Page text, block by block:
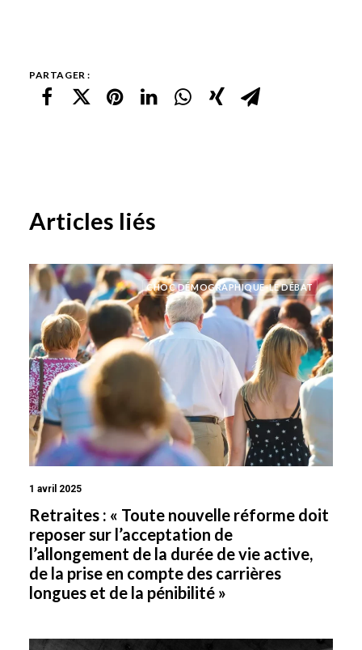
PARTAGER :
Articles liés
CHOC DÉMOGRAPHIQUE-LE DÉBAT
1 avril 2025
Retraites : « Toute nouvelle réforme doit
reposer sur l’acceptation de
l’allongement de la durée de vie active,
de la prise en compte des carrières
longues et de la pénibilité »